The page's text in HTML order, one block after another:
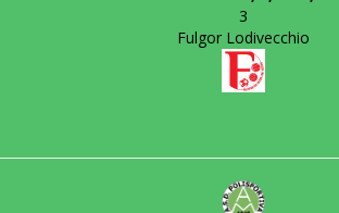
3
Fulgor Lodivecchio